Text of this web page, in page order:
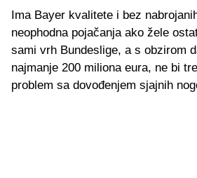
Ima Bayer kvalitete i bez
neophodna pojačanja ako žele
sami vrh Bundeslige, a s obzirom
najmanje 200 miliona eura, ne bi
problem sa dovođenjem sjajnih